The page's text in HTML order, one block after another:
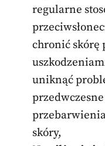
regularne
chronić skórę
uniknąć
skóry,